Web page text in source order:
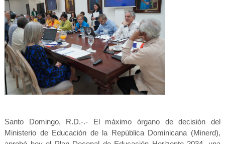
Santo Domingo, R.D.-.- El máximo órgano de decisión del
Ministerio de Educación de la República Dominicana (Minerd),